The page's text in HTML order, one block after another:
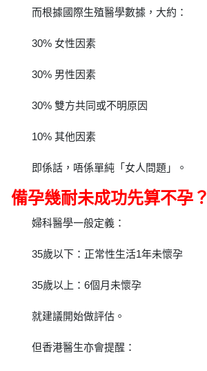
而根據國際生殖醫學數據，大約：
30% 女性因素
30% 男性因素
30% 雙方共同或不明原因
10% 其他因素
即係話，唔係單純「女人問題」。
備孕幾耐未成功先算不孕？
婦科醫學一般定義：
35歲以下：正常性生活1年未懷孕
35歲以上：6個月未懷孕
就建議開始做評估。
但香港醫生亦會提醒：